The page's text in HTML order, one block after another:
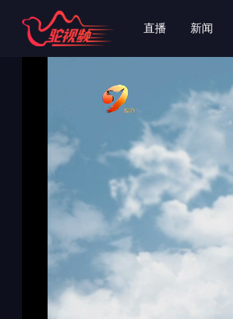
字
字 直播 新闻